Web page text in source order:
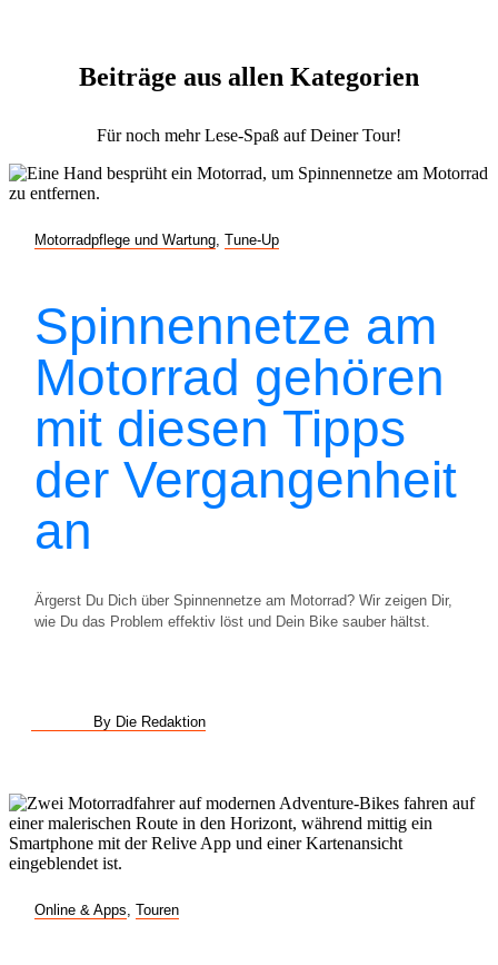
Beiträge aus allen Kategorien
Für noch mehr Lese-Spaß auf Deiner Tour!
Motorradpflege und Wartung Tune-Up
Spinnennetze am
Motorrad gehören
mit diesen Tipps
der Vergangenheit
an
Ärgerst Du Dich über Spinnennetze am Motorrad? Wir zeigen Dir,
wie Du das Problem effektiv löst und Dein Bike sauber hältst.
By Die Redaktion
Online & Apps Touren